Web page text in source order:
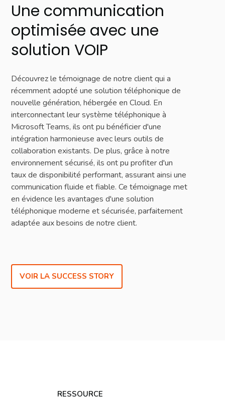
Une communication
optimisée avec une
solution VOIP
Découvrez le témoignage de notre client qui a
récemment adopté une solution téléphonique de
nouvelle génération, hébergée en Cloud. En
interconnectant leur système téléphonique à
Microsoft Teams, ils ont pu bénéficier d'une
intégration harmonieuse avec leurs outils de
collaboration existants. De plus, grâce à notre
environnement sécurisé, ils ont pu profiter d'un
taux de disponibilité performant, assurant ainsi une
communication fluide et fiable. Ce témoignage met
en évidence les avantages d'une solution
téléphonique moderne et sécurisée, parfaitement
adaptée aux besoins de notre client.
VOIR LA SUCCESS STORY
RESSOURCE